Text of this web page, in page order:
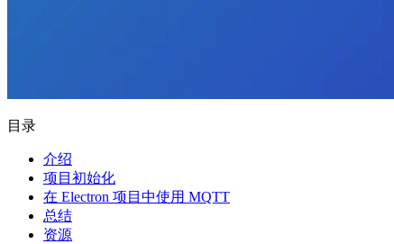
目录
介绍
项目初始化
在 Electron 项目中使用 MQTT
总结
资源